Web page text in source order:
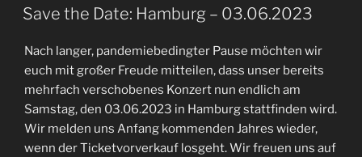
AM
Save the Date: Hamburg – 03.06.2023
Nach langer, pandemiebedingter Pause möchten wir
euch mit großer Freude mitteilen, dass unser bereits
mehrfach verschobenes Konzert nun endlich am
Samstag, den 03.06.2023 in Hamburg stattfinden wird.
Wir melden uns Anfang kommenden Jahres wieder,
wenn der Ticketvorverkauf losgeht. Wir freuen uns auf